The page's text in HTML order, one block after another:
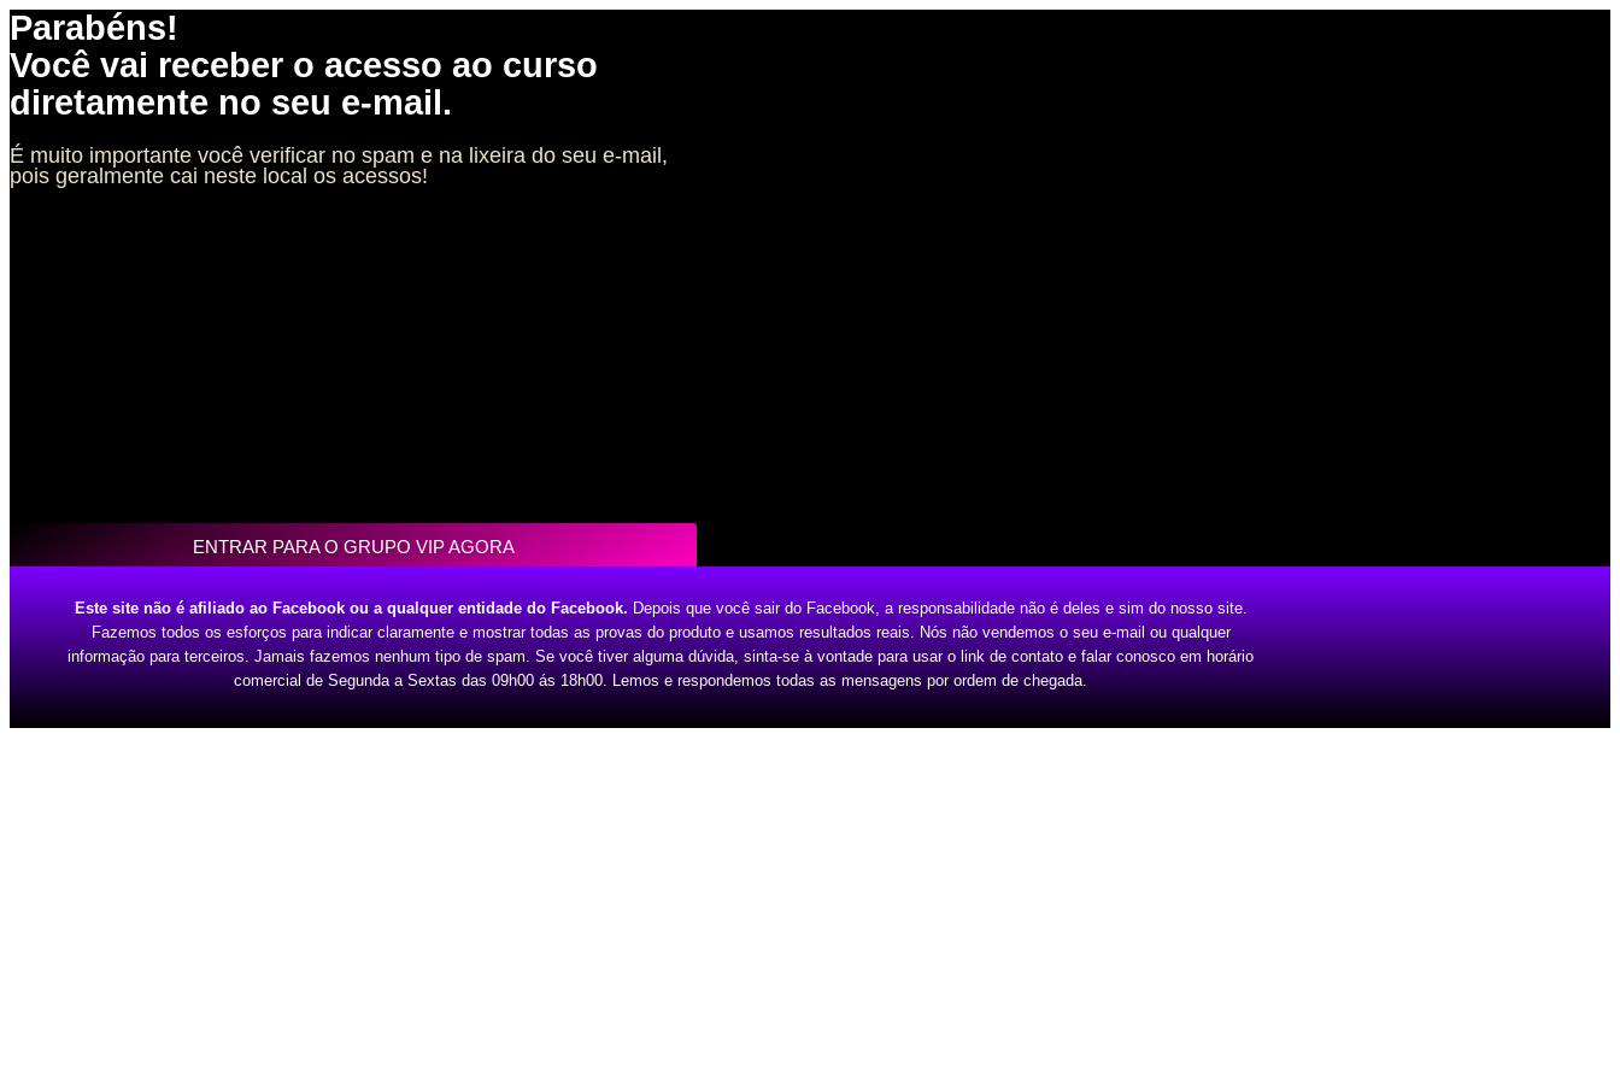
Parabéns!
Você vai receber o acesso ao curso
diretamente no seu e-mail.
É muito importante você verificar no spam e na lixeira do seu e-mail,
pois geralmente cai neste local os acessos!
ENTRAR PARA O GRUPO VIP AGORA
Este site não é afiliado ao Facebook ou a qualquer entidade do Facebook. Depois que você sair do Facebook, a responsabilidade não é deles e sim do nosso site.
Fazemos todos os esforços para indicar claramente e mostrar todas as provas do produto e usamos resultados reais. Nós não vendemos o seu e-mail ou qualquer
informação para terceiros. Jamais fazemos nenhum tipo de spam. Se você tiver alguma dúvida, sinta-se à vontade para usar o link de contato e falar conosco em horário
comercial de Segunda a Sextas das 09h00 ás 18h00. Lemos e respondemos todas as mensagens por ordem de chegada.